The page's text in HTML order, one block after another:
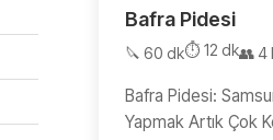
Bafra Pidesi
🔪 60 dk⏱️ 12 dk👥 4
Bafra Pidesi:
Yapmak Artık Çok